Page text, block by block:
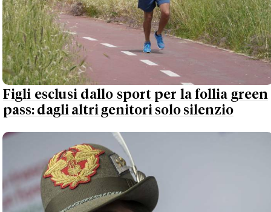
Figli esclusi dallo sport per la follia green
pass: dagli altri genitori solo silenzio